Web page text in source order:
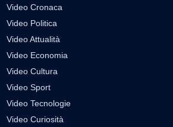
Video Cronaca
Video Politica
Video Attualità
Video Economia
Video Cultura
Video Sport
Video Tecnologie
Video Curiosità